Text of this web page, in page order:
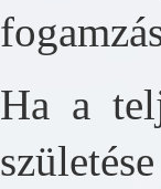
Ha a